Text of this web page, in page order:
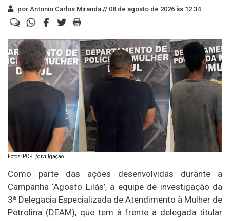
por Antonio Carlos Miranda // 08 de agosto de 2026 às 12:34
Fotos: PCPE/divulgação
Como parte das ações desenvolvidas durante a
Campanha ‘Agosto Lilás’, a equipe de investigação da
3ª Delegacia Especializada de Atendimento à Mulher de
Petrolina (DEAM), que tem à frente a delegada titular